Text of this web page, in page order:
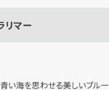
マー
い海を思わせる美しいブルー